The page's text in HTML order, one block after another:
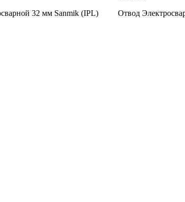
32 мм Sanmik (IPL) Отвод